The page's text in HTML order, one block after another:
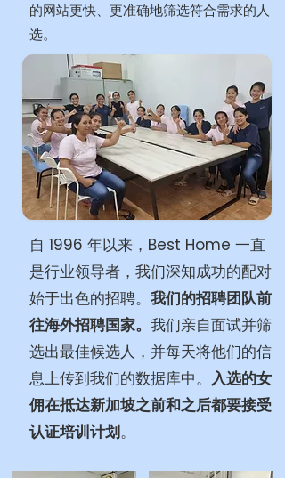
的网站更快、更准确地筛选符合需求的人
选。
自 1996 年以来，Best Home 一直
是行业领导者，我们深知成功的配对
始于出色的招聘。 我们的招聘团队前
往海外招聘国家。 我们亲自面试并筛
选出最佳候选人，并每天将他们的信
息上传到我们的数据库中。 入选的女
佣在抵达新加坡之前和之后都要接受
认证培训计划。